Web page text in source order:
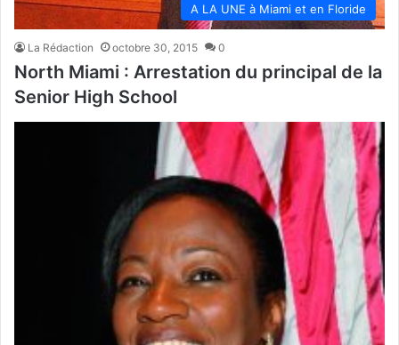
A LA UNE à Miami et en Floride
La Rédaction octobre 30, 2015 0
North Miami : Arrestation du principal de la
Senior High School